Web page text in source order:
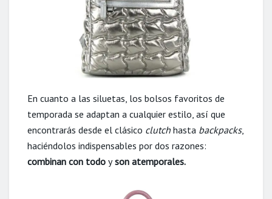
En cuanto a las siluetas, los bolsos favoritos de
temporada se adaptan a cualquier estilo, así que
encontrarás desde el clásico clutch hasta backpacks,
haciéndolos indispensables por dos razones:
combinan con todo yson atemporales.